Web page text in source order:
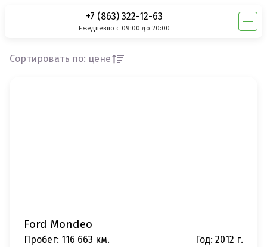
+7 (863) 322-12-63
Ежедневно с 09:00 до 20:00
Каталог автомобилей с пробегом
Сортировать по: цене
Ford Mondeo
Пробег: 116 663 км. Год: 2012 г.